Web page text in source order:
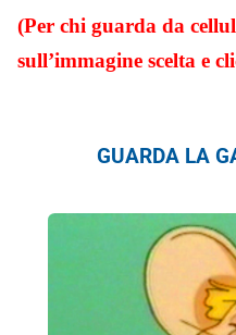
(Per chi guarda da
sull’immagine scelta e
GUARDA LA